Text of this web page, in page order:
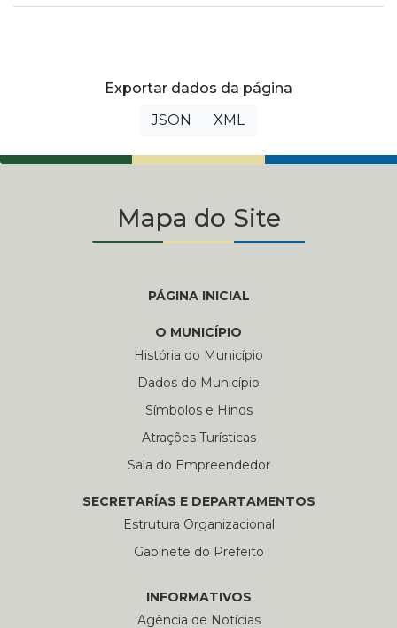
Exportar dados da página
JSON
XML
Mapa do Site
PÁGINA INICIAL
O MUNICÍPIO
História do Município
Dados do Município
Símbolos e Hinos
Atrações Turísticas
Sala do Empreendedor
SECRETARÍAS E DEPARTAMENTOS
Estrutura Organizacional
Gabinete do Prefeito
INFORMATIVOS
Agência de Notícias